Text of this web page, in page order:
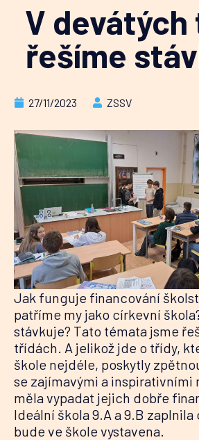
V
řešíme
27/11/2023 ZSSV
Jak funguje financování
patříme my jako církevní
stávkuje? Tato témata jsme
třídách. A jelikož jde o třídy,
škole nejdéle, poskytly
se zajímavými a inspirativními
měla vypadat jejich dobře
Ideální škola 9.A a 9.B zaplnila
bude ve škole vystavena.